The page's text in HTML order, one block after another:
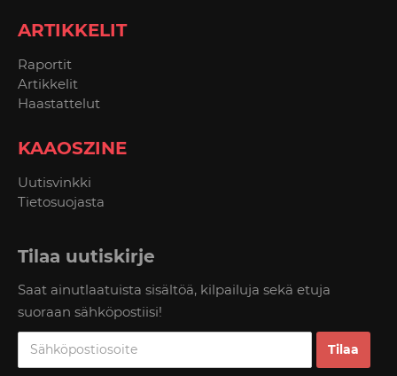
ARTIKKELIT
Raportit
Artikkelit
Haastattelut
KAAOSZINE
Uutisvinkki
Tietosuojasta
Tilaa uutiskirje
Saat ainutlaatuista sisältöä, kilpailuja sekä etuja
suoraan sähköpostiisi!